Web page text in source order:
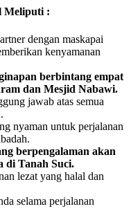
Meliputi :
dengan maskapai
kenyamanan
berbintang empat
dan Mesjid Nabawi.
jawab atas semua
nyaman untuk perjalanan
berpengalaman akan
di Tanah Suci.
lezat yang halal dan
selama perjalanan